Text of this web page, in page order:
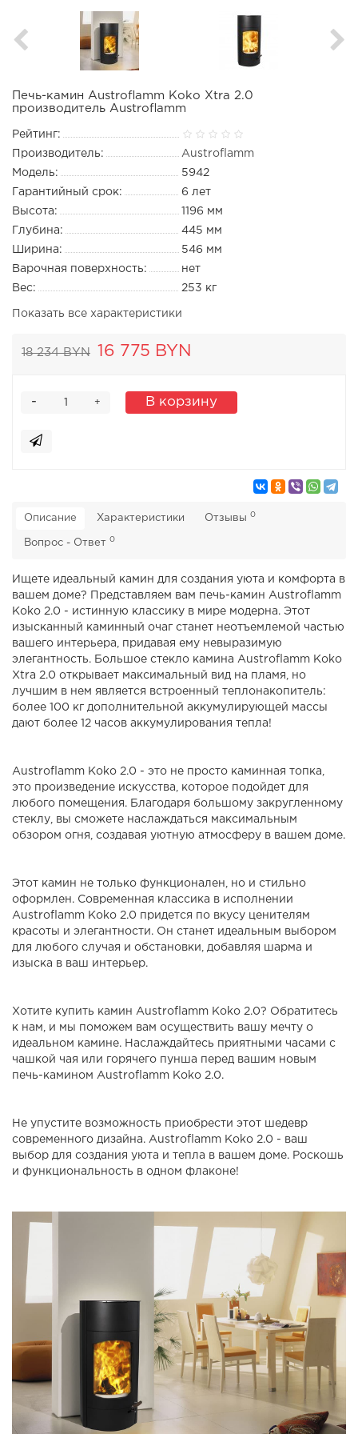
Печь-камин Austroflamm Koko Xtra 2.0
производитель Austroflamm
Рейтинг:
Производитель:
Austroflamm
Модель:
5942
Гарантийный срок:
6 лет
Высота:
1196 мм
Глубина:
445 мм
Ширина:
546 мм
Варочная поверхность:
нет
Вес:
253 кг
Показать все характеристики
18 234 BYN 16 775 BYN
+
- В корзину
Описание Характеристики Отзывы 0
Вопрос - Ответ 0
Ищете идеальный камин для создания уюта и комфорта в
вашем доме? Представляем вам печь-камин Austroflamm
Koko 2.0 - истинную классику в мире модерна. Этот
изысканный каминный очаг станет неотъемлемой частью
вашего интерьера, придавая ему невыразимую
элегантность. Большое стекло камина Austroflamm Koko
Xtra 2.0 открывает максимальный вид на пламя, но
лучшим в нем является встроенный теплонакопитель:
более 100 кг дополнительной аккумулирующей массы
дают более 12 часов аккумулирования тепла!
Austroflamm Koko 2.0 - это не просто каминная топка,
это произведение искусства, которое подойдет для
любого помещения. Благодаря большому закругленному
стеклу, вы сможете наслаждаться максимальным
обзором огня, создавая уютную атмосферу в вашем доме.
Этот камин не только функционален, но и стильно
оформлен. Современная классика в исполнении
Austroflamm Koko 2.0 придется по вкусу ценителям
красоты и элегантности. Он станет идеальным выбором
для любого случая и обстановки, добавляя шарма и
изыска в ваш интерьер.
Хотите купить камин Austroflamm Koko 2.0? Обратитесь
к нам, и мы поможем вам осуществить вашу мечту о
идеальном камине. Наслаждайтесь приятными часами с
чашкой чая или горячего пунша перед вашим новым
печь-камином Austroflamm Koko 2.0.
Не упустите возможность приобрести этот шедевр
современного дизайна. Austroflamm Koko 2.0 - ваш
выбор для создания уюта и тепла в вашем доме. Роскошь
и функциональность в одном флаконе!